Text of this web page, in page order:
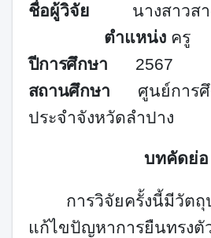
ชื่อผู้วิจัย นางสาวสา
ตำแหน่งครู
ปีการศึกษา
2567
สถานศึกษา ศูนย์การศึ
ประจำจังหวัดลำปาง
บทคัดย่อ
การวิจัยครั้งนี้มีวัตถุ
แก้ไขปัญหาการยืนทรงตั